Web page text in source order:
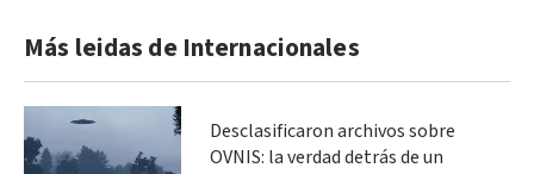
Más leidas de Internacionales
Desclasificaron archivos sobre
OVNIS: la verdad detrás de un